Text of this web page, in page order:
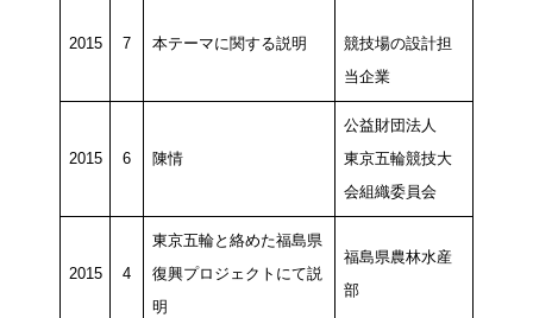
2015 7 本テーマに関する説明
競技場の設計担
当企業
2015 6 陳情
公益財団法人
東京五輪競技大
会組織委員会
2015 4
東京五輪と絡めた福島県
復興プロジェクトにて説
明
福島県農林水産
部